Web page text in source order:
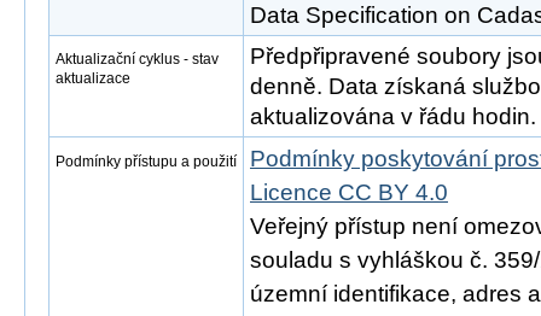
Data Specification on
Aktualizační cyklus - stav
aktualizace
Předpřipravené soubory
denně. Data získaná
aktualizována v řádu hodin.
Podmínky přístupu a použití
Podmínky poskytování
Licence CC BY 4.0
Veřejný přístup není
souladu s vyhláškou č.
územní identifikace, adres